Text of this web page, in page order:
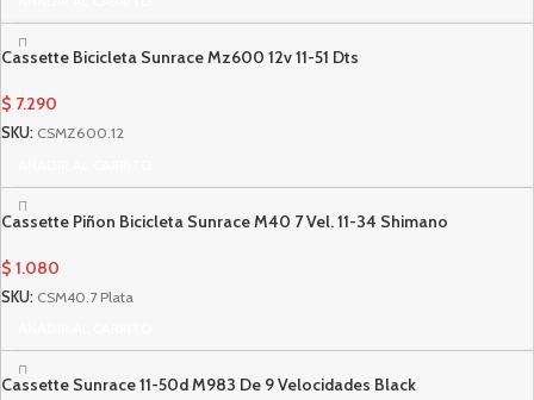
Cassette Bicicleta Sunrace Mz600 12v 11-51 Dts
$ 7.290
SKU: CSMZ600.12
Cassette Piñon Bicicleta Sunrace M40 7 Vel. 11-34 Shimano
$ 1.080
SKU: CSM40.7 Plata
Cassette Sunrace 11-50d M983 De 9 Velocidades Black